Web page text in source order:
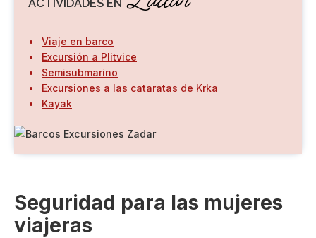
Viaje en barco
Excursión a Plitvice
Semisubmarino
Excursiones a las cataratas de Krka
Kayak
Seguridad para las mujeres
viajeras